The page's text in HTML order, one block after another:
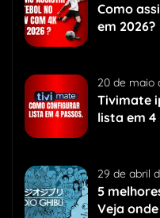
Como
em 2026?
20 de maio
Tivimate
lista em 4
29 de abril
5
Veja